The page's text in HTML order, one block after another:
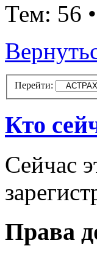
Тем: 56 •
Перейти:
Кто
Сейчас
Права